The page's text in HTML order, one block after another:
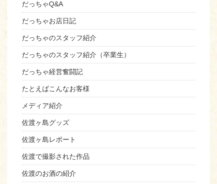
だっちゃQ&A
だっちゃお店日記
だっちゃのスタッフ紹介
だっちゃのスタッフ紹介（卒業生）
だっちゃ経営奮闘記
たとえばこんなお客様
メディア紹介
佐渡ヶ島グッズ
佐渡ヶ島レポート
佐渡で撮影された作品
佐渡のお酒の紹介